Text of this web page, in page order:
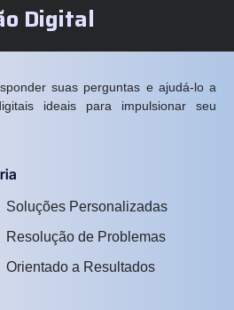
Digital
suas perguntas e ajudá-lo a
ideais para impulsionar seu
Soluções Personalizadas
Resolução de Problemas
Orientado a Resultados